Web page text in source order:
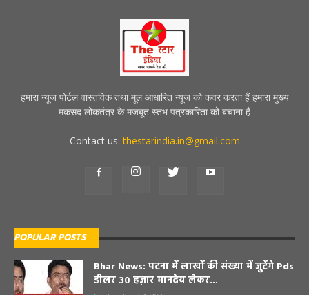
हमारा न्यूज पोर्टल वास्तविक तथा मूल आधारित न्यूज को कवर करता हैं हमारा मुख्य
मकसद लोकतंत्र के मजबूत स्तंभ पत्रकारिता को बचाना हैं
Contact us:thestarindia.in@gmail.com
POPULAR POSTS
Bhar News: पटना में लाखों की संख्या में जुटेंगे Pds
डीलर 30 हज़ार मानदेय लेकर...